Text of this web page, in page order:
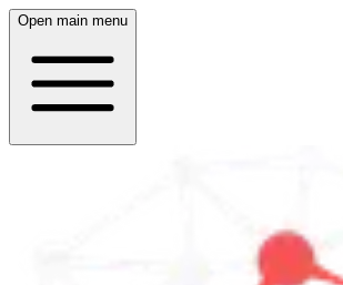
Open main menu